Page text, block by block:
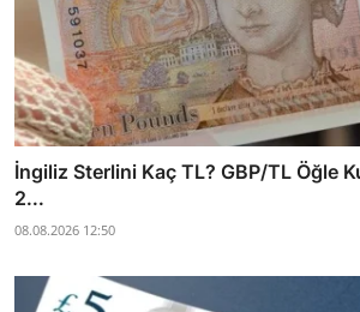
İngiliz Sterlini Kaç TL? GBP/TL Öğle
2...
08.08.2026 12:50